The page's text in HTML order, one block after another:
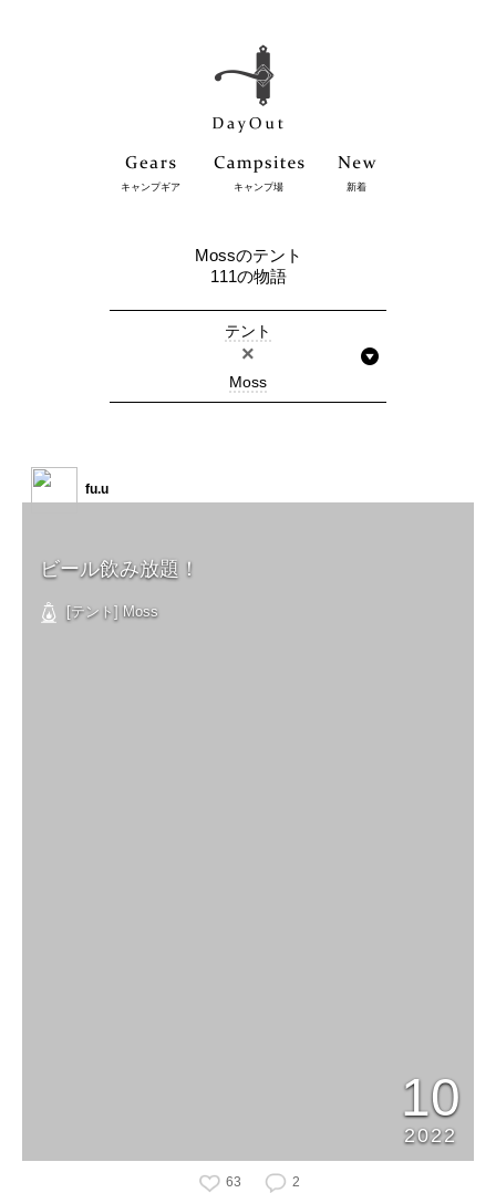
キャンプギア キャンプ場 新着
Mossのテント
111の物語
テント
×
Moss
ビール飲み放題！
[テント] Moss
10
2022
fu.u
63 2